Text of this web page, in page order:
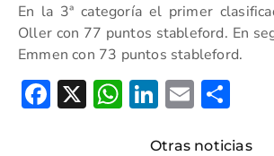
En la 3ª categoría el primer
Oller con 77 puntos stableford. En
Emmen con 73 puntos stableford.
Facebook
X WhatsApp
LinkedIn
Email
Otras noticias